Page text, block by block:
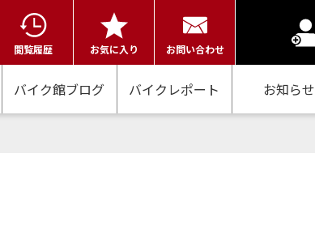
閲覧履歴 お気に入り お問い合わせ
バイク館ブログ バイクレポート お知らせ